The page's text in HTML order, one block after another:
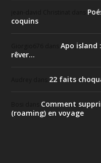
coquins
dansApo island
rêver…
22 faits
Comment
(roaming) en voyage